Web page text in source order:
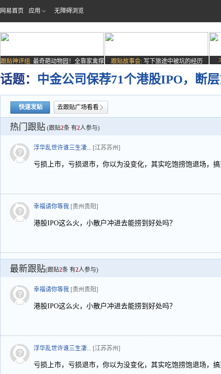
网易首页 应用 无障碍浏览
跟贴神评组: 最奇葩动物园！全靠家禽撑
场子
跟贴故事会: 写下旅途中被坑的经历
话题： 中金公司保荐71个港股IPO，断
快速发贴 去跟贴广场看看
热门跟贴 (跟贴2条 有2人参与)
浮华乱世许谁三生凄... [江苏苏州]
亏损上市，亏损退市，你以为没变化，其实吃饱捞饱退场，
幸福请你等我 [贵州贵阳]
港股IPO这么火，小散户冲进去能捞到好处吗？
最新跟贴(跟贴2条 有2人参与)
幸福请你等我 [贵州贵阳]
港股IPO这么火，小散户冲进去能捞到好处吗？
浮华乱世许谁三生凄... [江苏苏州]
亏损上市，亏损退市，你以为没变化，其实吃饱捞饱退场，